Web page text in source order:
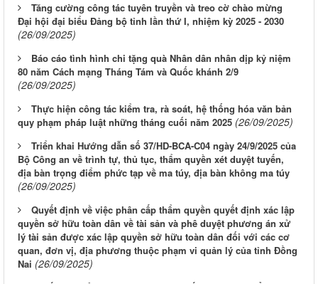
Tăng cường công tác tuyên truyền và treo cờ chào mừng
Đại hội đại biểu Đảng bộ tỉnh lần thứ I, nhiệm kỳ 2025 - 2030
(26/09/2025)
Báo cáo tình hình chi tặng quà Nhân dân nhân dịp kỷ niệm
80 năm Cách mạng Tháng Tám và Quốc khánh 2/9
(26/09/2025)
Thực hiện công tác kiểm tra, rà soát, hệ thống hóa văn bản
quy phạm pháp luật những tháng cuối năm 2025 (26/09/2025)
Triển khai Hướng dẫn số 37/HD-BCA-C04 ngày 24/9/2025 của
Bộ Công an về trình tự, thủ tục, thẩm quyền xét duyệt tuyến,
địa bàn trọng điểm phức tạp về ma túy, địa bàn không ma túy
(26/09/2025)
Quyết định về việc phân cấp thẩm quyền quyết định xác lập
quyền sở hữu toàn dân về tài sản và phê duyệt phương án xử
lý tài sản được xác lập quyền sở hữu toàn dân đối với các cơ
quan, đơn vị, địa phương thuộc phạm vi quản lý của tỉnh Đồng
Nai (26/09/2025)